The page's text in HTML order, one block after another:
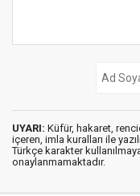
UYARI: Küfür, hakaret,
içeren, imla kuralları ile
Türkçe karakter
onaylanmamaktadır.